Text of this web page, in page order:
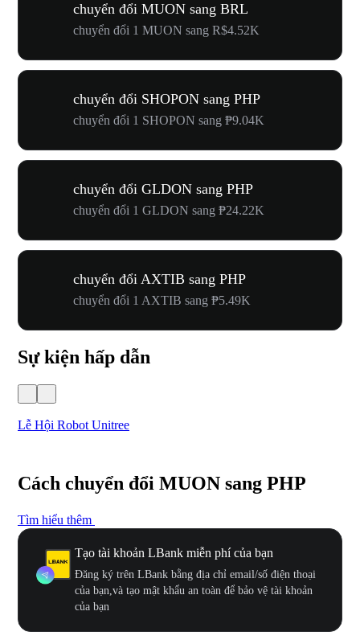
chuyển đổi MUON sang BRL
chuyển đổi 1 MUON sang R$4.52K
chuyển đổi SHOPON sang PHP
chuyển đổi 1 SHOPON sang ₱9.04K
chuyển đổi GLDON sang PHP
chuyển đổi 1 GLDON sang ₱24.22K
chuyển đổi AXTIB sang PHP
chuyển đổi 1 AXTIB sang ₱5.49K
Sự kiện hấp dẫn
Lễ Hội Robot Unitree
Cách chuyển đổi MUON sang PHP
Tìm hiểu thêm
Tạo tài khoản LBank miễn phí của bạn
Đăng ký trên LBank bằng địa chỉ email/số điện thoại
của bạn,và tạo mật khẩu an toàn để bảo vệ tài khoản
của bạn